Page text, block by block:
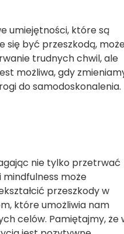
umiejętności, które są
się być przeszkodą,
trudnych chwil, ale
możliwa, gdy
do samodoskonalenia.
nie tylko przetrwać
mindfulness może
przeszkody w
które umożliwia nam
celów. Pamiętajmy, że